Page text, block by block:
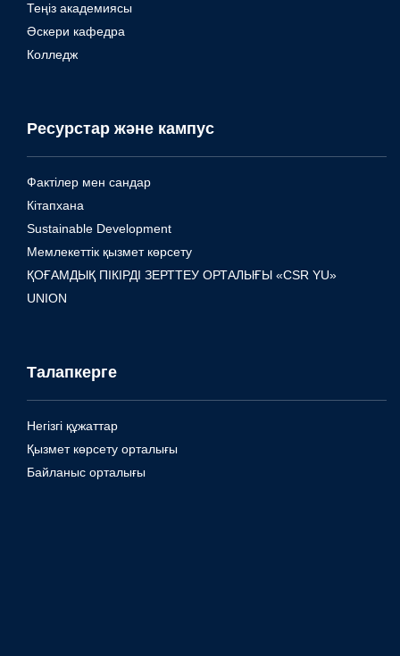
Теңіз академиясы
Әскери кафедра
Колледж
Ресурстар және кампус
Фактілер мен сандар
Кітапхана
Sustainable Development
Мемлекеттік қызмет көрсету
ҚОҒАМДЫҚ ПІКІРДІ ЗЕРТТЕУ ОРТАЛЫҒЫ «CSR YU»
UNION
Талапкерге
Негізгі құжаттар
Қызмет көрсету орталығы
Байланыс орталығы